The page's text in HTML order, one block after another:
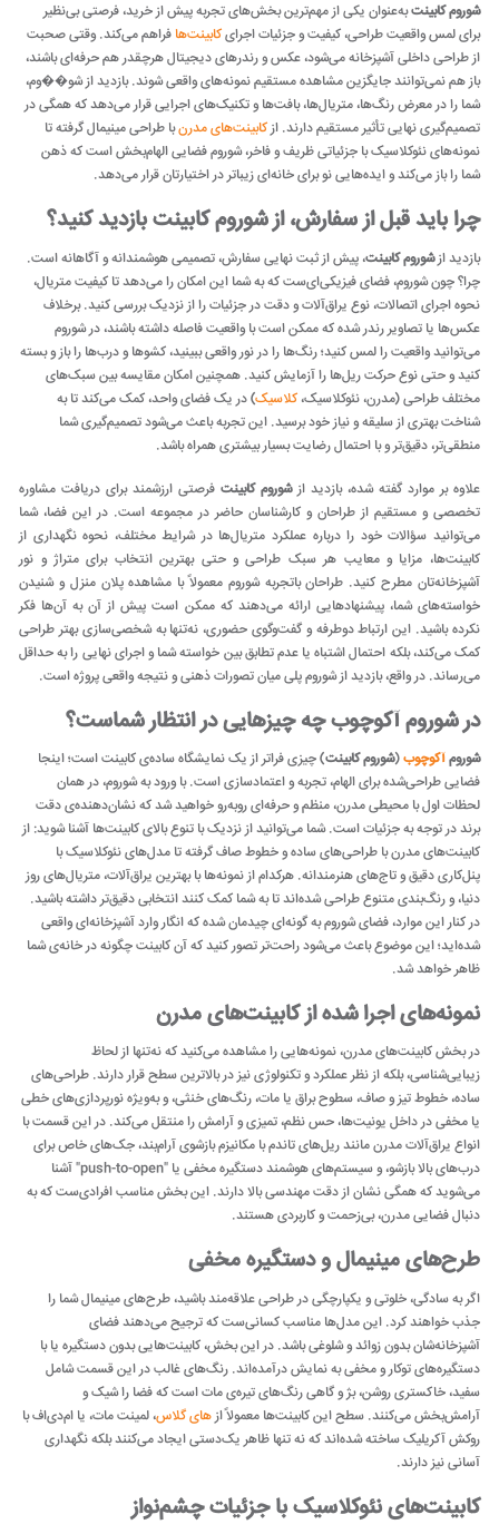
شوروم کابینتبه‌عنوان یکی از مهم‌ترین بخش‌های تجربه پیش از خرید، فرصتی بی‌نظیر
برای لمس واقعیت طراحی، کیفیت و جزئیات اجرایکابینت‌هافراهم می‌کند. وقتی صحبت
از طراحی داخلی آشپزخانه می‌شود، عکس و رندرهای دیجیتال هرچقدر هم حرفه‌ای باشند،
باز هم نمی‌توانند جایگزین مشاهده مستقیم نمونه‌های واقعی شوند. بازدید از شو��وم،
شما را در معرض رنگ‌ها، متریال‌ها، بافت‌ها و تکنیک‌های اجرایی قرار می‌دهد که همگی در
تصمیم‌گیری نهایی تأثیر مستقیم دارند. ازکابینت‌های مدرنبا طراحی مینیمال گرفته تا
نمونه‌های نئوکلاسیک با جزئیاتی ظریف و فاخر، شوروم فضایی الهام‌بخش است که ذهن
شما را باز می‌کند و ایده‌هایی نو برای خانه‌ای زیباتر در اختیارتان قرار می‌دهد.
چرا باید قبل از سفارش، از شوروم کابینت بازدید کنید؟
بازدید ازشوروم کابینت، پیش از ثبت نهایی سفارش، تصمیمی هوشمندانه و آگاهانه است.
چرا؟ چون شوروم، فضای فیزیکی‌ای‌ست که به شما این امکان را می‌دهد تا کیفیت متریال،
نحوه اجرای اتصالات، نوع یراق‌آلات و دقت در جزئیات را از نزدیک بررسی کنید. برخلاف
عکس‌ها یا تصاویر رندر شده که ممکن است با واقعیت فاصله داشته باشند، در شوروم
می‌توانید واقعیت را لمس کنید؛ رنگ‌ها را در نور واقعی ببینید، کشوها و درب‌ها را باز و بسته
کنید و حتی نوع حرکت ریل‌ها را آزمایش کنید. همچنین امکان مقایسه بین سبک‌های
مختلف طراحی (مدرن، نئوکلاسیک،کلاسیک) در یک فضای واحد، کمک می‌کند تا به
شناخت بهتری از سلیقه و نیاز خود برسید. این تجربه باعث می‌شود تصمیم‌گیری شما
منطقی‌تر، دقیق‌تر و با احتمال رضایت بسیار بیشتری همراه باشد.
علاوه بر موارد گفته شده، بازدید ازشوروم کابینتفرصتی ارزشمند برای دریافت مشاوره
تخصصی و مستقیم از طراحان و کارشناسان حاضر در مجموعه است. در این فضا، شما
می‌توانید سؤالات خود را درباره عملکرد متریال‌ها در شرایط مختلف، نحوه نگهداری از
کابینت‌ها، مزایا و معایب هر سبک طراحی و حتی بهترین انتخاب برای متراژ و نور
آشپزخانه‌تان مطرح کنید. طراحان باتجربه شوروم معمولاً با مشاهده پلان منزل و شنیدن
خواسته‌های شما، پیشنهادهایی ارائه می‌دهند که ممکن است پیش از آن به آن‌ها فکر
نکرده باشید. این ارتباط دوطرفه و گفت‌وگوی حضوری، نه‌تنها به شخصی‌سازی بهتر طراحی
کمک می‌کند، بلکه احتمال اشتباه یا عدم تطابق بین خواسته شما و اجرای نهایی را به حداقل
می‌رساند. در واقع، بازدید از شوروم پلی میان تصورات ذهنی و نتیجه واقعی پروژه است.
در شوروم آکوچوب چه چیزهایی در انتظار شماست؟
شورومآکوچوب(شوروم کابینت) چیزی فراتر از یک نمایشگاه ساده‌ی کابینت است؛ اینجا
فضایی طراحی‌شده برای الهام، تجربه و اعتمادسازی است. با ورود به شوروم، در همان
لحظات اول با محیطی مدرن، منظم و حرفه‌ای روبه‌رو خواهید شد که نشان‌دهنده‌ی دقت
برند در توجه به جزئیات است. شما می‌توانید از نزدیک با تنوع بالای کابینت‌ها آشنا شوید: از
کابینت‌های مدرن با طراحی‌های ساده و خطوط صاف گرفته تا مدل‌های نئوکلاسیک با
پنل‌کاری دقیق و تاج‌های هنرمندانه. هرکدام از نمونه‌ها با بهترین یراق‌آلات، متریال‌های روز
دنیا، و رنگ‌بندی‌ متنوع طراحی شده‌اند تا به شما کمک کنند انتخابی دقیق‌تر داشته باشید.
در کنار این موارد، فضای شوروم به گونه‌ای چیدمان شده که انگار وارد آشپزخانه‌ای واقعی
شده‌اید؛ این موضوع باعث می‌شود راحت‌تر تصور کنید که آن کابینت چگونه در خانه‌ی شما
ظاهر خواهد شد.
نمونه‌های اجرا شده از کابینت‌های مدرن
در بخش کابینت‌های مدرن، نمونه‌هایی را مشاهده می‌کنید که نه‌تنها از لحاظ
زیبایی‌شناسی، بلکه از نظر عملکرد و تکنولوژی نیز در بالاترین سطح قرار دارند. طراحی‌های
ساده، خطوط تیز و صاف، سطوح براق یا مات، رنگ‌های خنثی، و به‌ویژه نورپردازی‌های خطی
یا مخفی در داخل یونیت‌ها، حس نظم، تمیزی و آرامش را منتقل می‌کند. در این قسمت با
انواع یراق‌آلات مدرن مانند ریل‌های تاندم با مکانیزم بازشوی آرام‌بند، جک‌های خاص برای
درب‌های بالا بازشو، و سیستم‌های هوشمند دستگیره‌ مخفی یا "push-to-open" آشنا
می‌شوید که همگی نشان از دقت مهندسی بالا دارند. این بخش مناسب افرادی‌ست که به
دنبال فضایی مدرن، بی‌زحمت و کاربردی هستند.
طرح‌های مینیمال و دستگیره مخفی
اگر به سادگی، خلوتی و یکپارچگی در طراحی علاقه‌مند باشید، طرح‌های مینیمال شما را
جذب خواهند کرد. این مدل‌ها مناسب کسانی‌ست که ترجیح می‌دهند فضای
آشپزخانه‌شان بدون زوائد و شلوغی باشد. در این بخش، کابینت‌هایی بدون دستگیره یا با
دستگیره‌های توکار و مخفی به نمایش درآمده‌اند. رنگ‌های غالب در این قسمت شامل
سفید، خاکستری روشن، بژ و گاهی رنگ‌های تیره‌ی مات است که فضا را شیک و
آرامش‌بخش می‌کنند. سطح این کابینت‌ها معمولاً ازهای گلاس، لمینت مات، یا ام‌دی‌اف با
روکش آکریلیک ساخته شده‌اند که نه تنها ظاهر یک‌دستی ایجاد می‌کنند بلکه نگهداری
آسانی نیز دارند.
کابینت‌های نئوکلاسیک با جزئیات چشم‌نواز